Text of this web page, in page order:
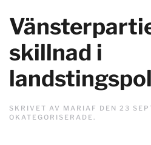
skillnad i
SKRIVET AV MARIAF DEN 23
OKATEGORISERADE.